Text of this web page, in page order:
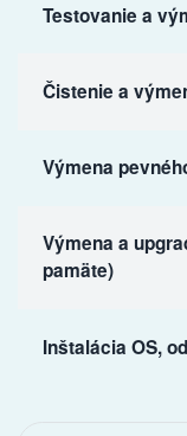
Testovanie a
Čistenie a
Výmena
Výmena a
pamäte)
Inštalácia OS,